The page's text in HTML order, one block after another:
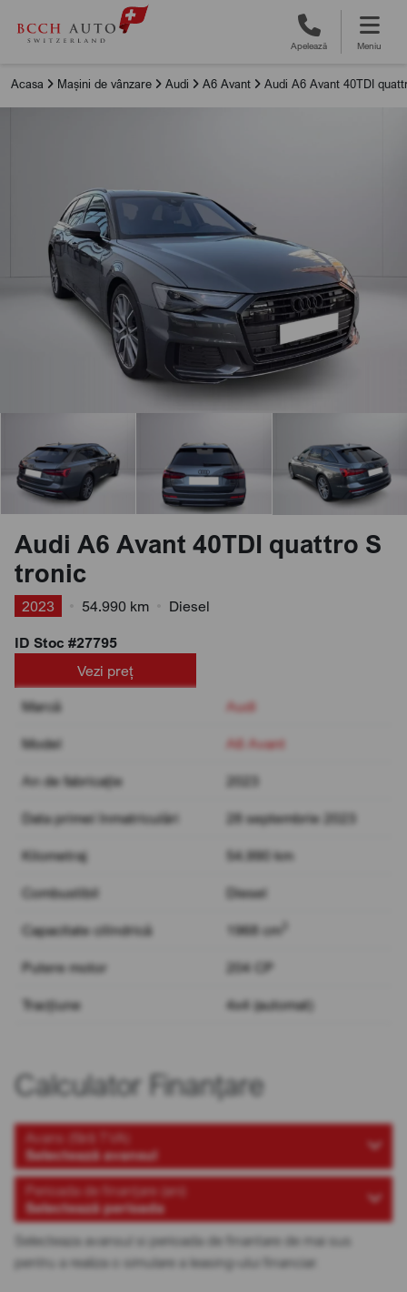
Apelează Meniu
Acasa Mașini de vânzare Audi A6 Avant Audi A6 Avant 40TDI
Audi A6 Avant 40TDI quattro S
tronic
2023 54.990 km
Diesel
ID Stoc #27795
Vezi preț
Marcă
Audi
Model A6 Avant
An de fabricație 2023
Data primei înmatriculări 28 septembrie 2023
Kilometraj 54.990 km
Combustibil Diesel
Capacitate cilindrică 1968 cm
Putere motor 204 CP
Tracțiune 4x4 (automat)
Calculator Finanțare
Avans (fără TVA)
Selectează avansul
Perioada de finanțare (ani)
Selectează perioada
Selecteaza avansul si perioada de finantare de mai sus
pentru a realiza o simulare a leasing-ului financiar.